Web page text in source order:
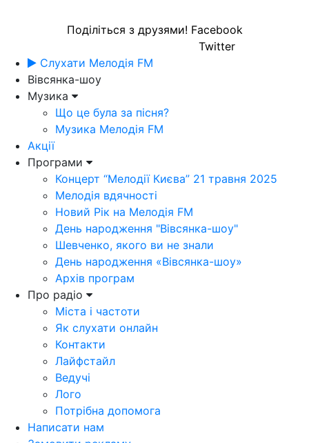
Поділіться з друзями! Facebook
Twitter
Слухати Мелодія FM
Вівсянка-шоу
Музика
Що це була за пісня?
Музика Мелодія FM
Акції
Програми
Концерт “Мелодії Києва” 21 травня 2025
Мелодія вдячності
Новий Рік на Мелодія FM
День народження "Вівсянка-шоу"
Шевченко, якого ви не знали
День народження «Вівсянка-шоу»
Архів програм
Про радіо
Міста і частоти
Як слухати онлайн
Контакти
Лайфстайл
Ведучі
Лого
Потрібна допомога
Написати нам